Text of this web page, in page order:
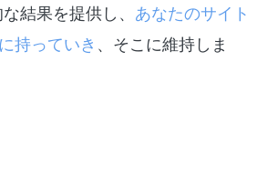
結果を提供し、 あなたのサイト
持っていき 、そこに維持しま